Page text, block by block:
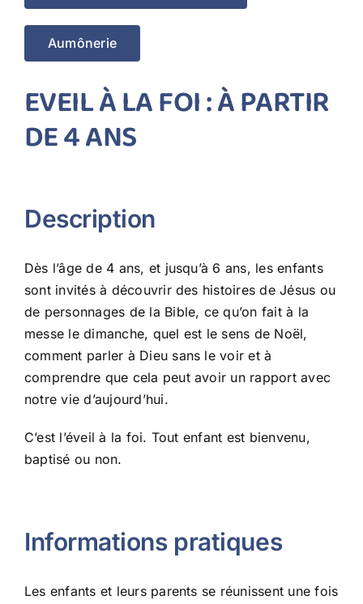
Aumônerie
EVEIL À LA FOI : À PARTIR
DE 4 ANS
Description
Dès l’âge de 4 ans, et jusqu’à 6 ans, les enfants
sont invités à découvrir des histoires de Jésus ou
de personnages de la Bible, ce qu’on fait à la
messe le dimanche, quel est le sens de Noël,
comment parler à Dieu sans le voir et à
comprendre que cela peut avoir un rapport avec
notre vie d’aujourd’hui.
C’est l’éveil à la foi. Tout enfant est bienvenu,
baptisé ou non.
Informations pratiques
Les enfants et leurs parents se réunissent une fois